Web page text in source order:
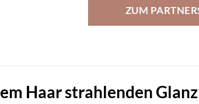
ZUM
Haar strahlenden